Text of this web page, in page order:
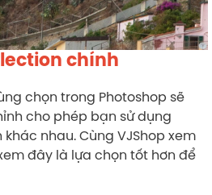
chính
chọn trong Photoshop sẽ
cho phép bạn sử dụng
nhau. Cùng VJShop xem
đây là lựa chọn tốt hơn để